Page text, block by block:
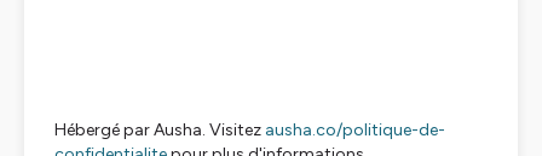
Hébergé par Ausha. Visitez ausha.co/politique-de-